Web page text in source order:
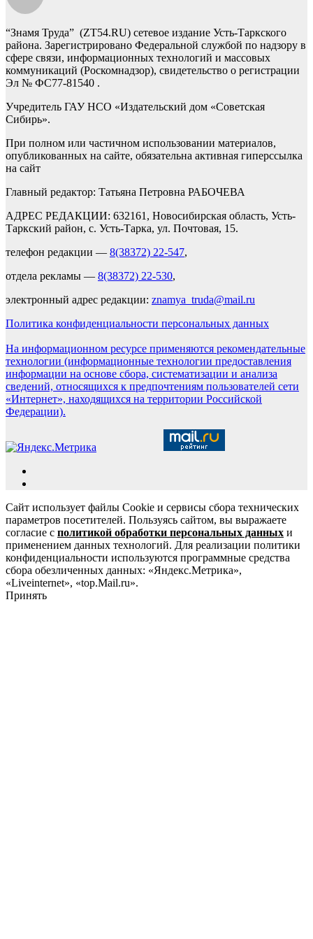
“Знамя Труда” (ZT54.RU) сетевое издание Усть-Таркского
района. Зарегистрировано Федеральной службой по надзору в
сфере связи, информационных технологий и массовых
коммуникаций (Роскомнадзор), свидетельство о регистрации
Эл № ФС77-81540 .
Учредитель ГАУ НСО «Издательский дом «Советская
Сибирь».
При полном или частичном использовании материалов,
опубликованных на сайте, обязательна активная гиперссылка
на сайт
Главный редактор: Татьяна Петровна РАБОЧЕВА
АДРЕС РЕДАКЦИИ: 632161, Новосибирская область, Усть-
Таркский район, с. Усть-Тарка, ул. Почтовая, 15.
телефон редакции — 8(38372) 22-547,
отдела рекламы — 8(38372) 22-530,
электронный адрес редакции: znamya_truda@mail.ru
Политика конфиденциальности персональных данных
На информационном ресурсе применяются рекомендательные
технологии (информационные технологии предоставления
информации на основе сбора, систематизации и анализа
сведений, относящихся к предпочтениям пользователей сети
«Интернет», находящихся на территории Российской
Федерации).
Сайт использует файлы Cookie и сервисы сбора технических
параметров посетителей. Пользуясь сайтом, вы выражаете
согласие с политикой обработки персональных данных и
применением данных технологий. Для реализации политики
конфиденциальности используются программные средства
сбора обезличенных данных: «Яндекс.Метрика»,
«Liveinternet», «top.Mail.ru».
Принять